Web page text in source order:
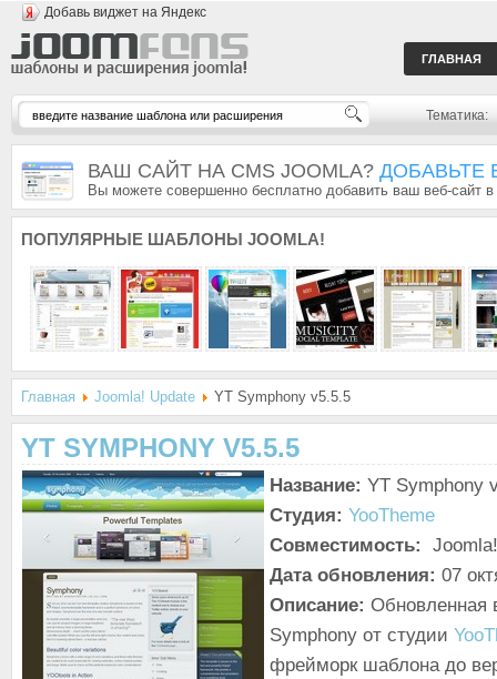
Добавь виджет на Яндекс
ГЛАВНАЯ
Тематика:
ВАШ САЙТ НА CMS JOOMLA? ДОБАВЬТЕ
Вы можете совершенно бесплатно добавить ваш веб-сайт
ПОПУЛЯРНЫЕ ШАБЛОНЫ JOOMLA!
Главная Joomla! Update YT Symphony v5.5.5
YT SYMPHONY V5.5.5
Название: YT Symphony
Студия: YooTheme
Совместимость:
Дата обновления: 07
Описание: Обновленная
Symphony от студии
фрейморк шаблона до